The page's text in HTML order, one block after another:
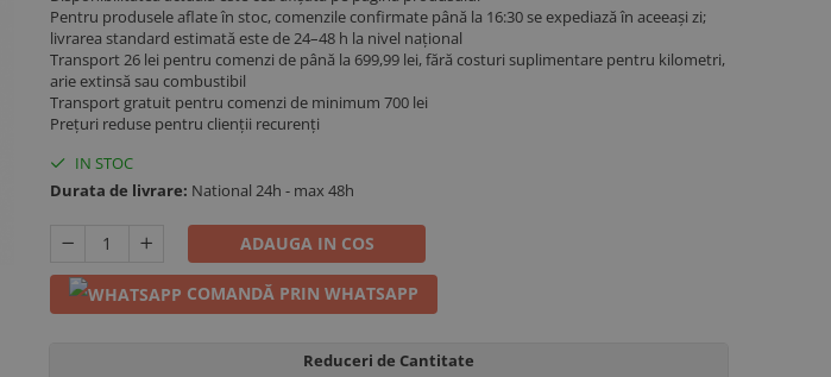
Pentru produsele aflate în stoc, comenzile confirmate până la 16:30 se expediază în aceeași zi;
livrarea standard estimată este de 24–48 h la nivel național
Transport 26 lei pentru comenzi de până la 699,99 lei, fără costuri suplimentare pentru kilometri,
arie extinsă sau combustibil
Transport gratuit pentru comenzi de minimum 700 lei
Prețuri reduse pentru clienții recurenți
IN STOC
Durata de livrare: National 24h - max 48h
ADAUGA IN COS
COMANDĂ PRIN WHATSAPP
Reduceri de Cantitate